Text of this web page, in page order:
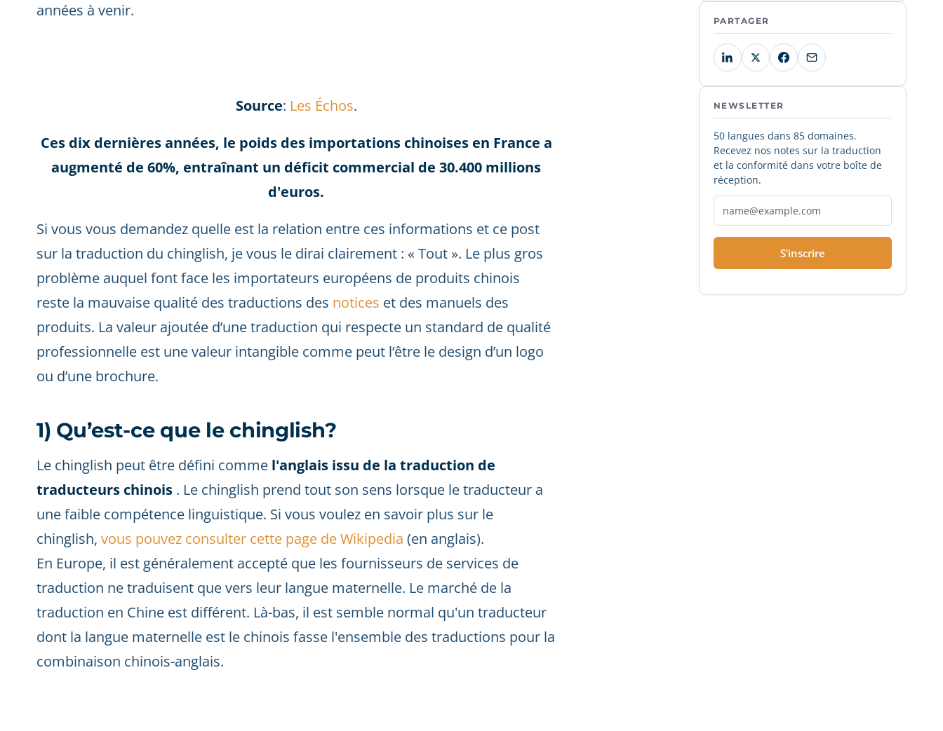
années à venir.
Source: Les Échos.
Ces dix dernières années, le poids des importations chinoises en France a
augmenté de 60%, entraînant un déficit commercial de 30.400 millions
d'euros.
Si vous vous demandez quelle est la relation entre ces informations et ce post
sur la traduction du chinglish, je vous le dirai clairement : « Tout ». Le plus gros
problème auquel font face les importateurs européens de produits chinois
reste la mauvaise qualité des traductions des notices et des manuels des
produits. La valeur ajoutée d’une traduction qui respecte un standard de qualité
professionnelle est une valeur intangible comme peut l’être le design d’un logo
ou d’une brochure.
1) Qu’est-ce que le chinglish?
Le chinglish peut être défini comme l'anglais issu de la traduction de
traducteurs chinois . Le chinglish prend tout son sens lorsque le traducteur a
une faible compétence linguistique. Si vous voulez en savoir plus sur le
chinglish, vous pouvez consulter cette page de Wikipedia (en anglais).
En Europe, il est généralement accepté que les fournisseurs de services de
traduction ne traduisent que vers leur langue maternelle. Le marché de la
traduction en Chine est différent. Là-bas, il est semble normal qu'un traducteur
dont la langue maternelle est le chinois fasse l'ensemble des traductions pour la
combinaison chinois-anglais.
PARTAGER
NEWSLETTER
50 langues dans 85 domaines.
Recevez nos notes sur la traduction
et la conformité dans votre boîte de
réception.
S’inscrire